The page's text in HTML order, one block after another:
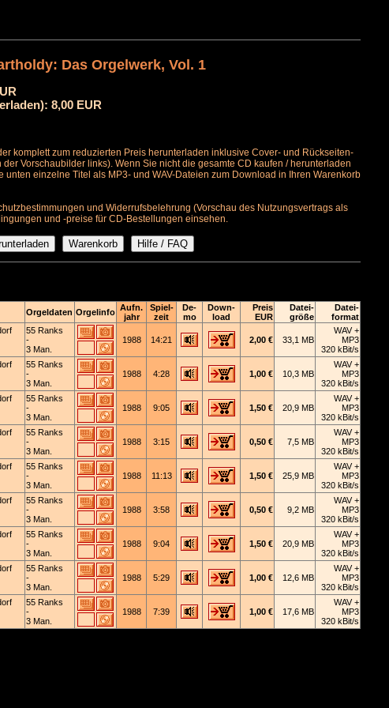
Das Orgelwerk, Vol. 1
8,00 EUR
komplett zum reduzierten Preis herunterladen inklusive Cover- und Rückseiten-
Vorschaubilder links). Wenn Sie nicht die gesamte CD kaufen / herunterladen
unten einzelne Titel als MP3- und WAV-Dateien zum Download in Ihren Warenkorb
und Widerrufsbelehrung (Vorschau des Nutzungsvertrags als
und -preise für CD-Bestellungen einsehen.
Orgeldaten Orgelinfo Aufn.
jahr
Spiel-
zeit
De-
mo
Down-
load
Preis
EUR
Datei-
größe
Datei-
format
55 Ranks
-
3 Man.
1988 14:21 2,00 € 33,1 MB
WAV +
MP3
320 kBit/s
55 Ranks
-
3 Man.
1988 4:28 1,00 € 10,3 MB
WAV +
MP3
320 kBit/s
55 Ranks
-
3 Man.
1988 9:05 1,50 € 20,9 MB
WAV +
MP3
320 kBit/s
55 Ranks
-
3 Man.
1988 3:15 0,50 € 7,5 MB
WAV +
MP3
320 kBit/s
55 Ranks
-
3 Man.
1988 11:13 1,50 € 25,9 MB
WAV +
MP3
320 kBit/s
55 Ranks
-
3 Man.
1988 3:58 0,50 € 9,2 MB
WAV +
MP3
320 kBit/s
55 Ranks
-
3 Man.
1988 9:04 1,50 € 20,9 MB
WAV +
MP3
320 kBit/s
55 Ranks
-
3 Man.
1988 5:29 1,00 € 12,6 MB
WAV +
MP3
320 kBit/s
55 Ranks
-
3 Man.
1988 7:39 1,00 € 17,6 MB
WAV +
MP3
320 kBit/s